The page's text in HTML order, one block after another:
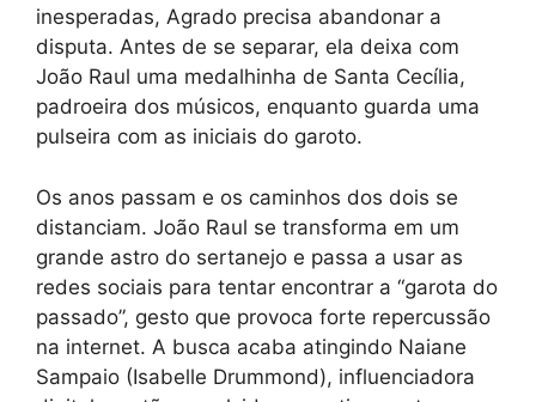
inesperadas, Agrado precisa abandonar a
disputa. Antes de se separar, ela deixa com
João Raul uma medalhinha de Santa Cecília,
padroeira dos músicos, enquanto guarda uma
pulseira com as iniciais do garoto.
Os anos passam e os caminhos dos dois se
distanciam. João Raul se transforma em um
grande astro do sertanejo e passa a usar as
redes sociais para tentar encontrar a “garota do
passado”, gesto que provoca forte repercussão
na internet. A busca acaba atingindo Naiane
Sampaio (Isabelle Drummond), influenciadora